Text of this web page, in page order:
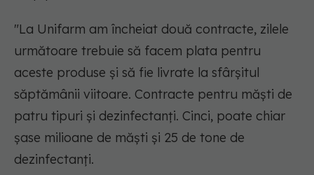
"La Unifarm am încheiat două contracte, zilele
următoare trebuie să facem plata pentru
aceste produse şi să fie livrate la sfârşitul
săptămânii viitoare. Contracte pentru măşti de
patru tipuri şi dezinfectanţi. Cinci, poate chiar
şase milioane de măşti şi 25 de tone de
dezinfectanţi.